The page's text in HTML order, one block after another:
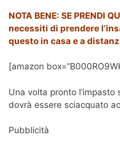
NOTA BENE: SE PRENDI
necessiti di prendere
questo in casa e a
[amazon
Una volta pronto l’impasto
dovrà essere sciacquato
Pubblicità